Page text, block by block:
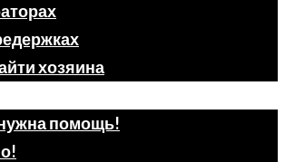
хозяина
помощь!